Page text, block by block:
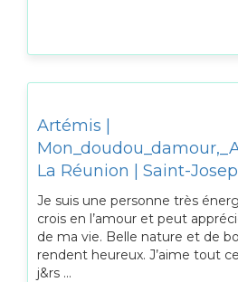
Artémis |
La Réunion | Saint-
Je suis une personne très
crois en l’amour et peut
de ma vie. Belle nature et de
rendent heureux. J’aime tout
j&rs ...